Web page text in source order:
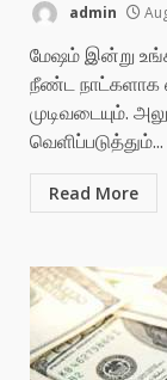
admin
மேஷம் இன்று
நீண்ட நாட்களாக
முடிவடையும்.
வெளிப்படுத்தும்...
Read More